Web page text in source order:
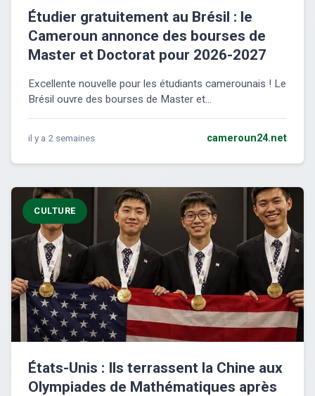
Étudier gratuitement au Brésil : le
Cameroun annonce des bourses de
Master et Doctorat pour 2026-2027
Excellente nouvelle pour les étudiants camerounais ! Le
Brésil ouvre des bourses de Master et...
il y a 2 semaines cameroun24.net
CULTURE
États-Unis : Ils terrassent la Chine aux
Olympiades de Mathématiques après